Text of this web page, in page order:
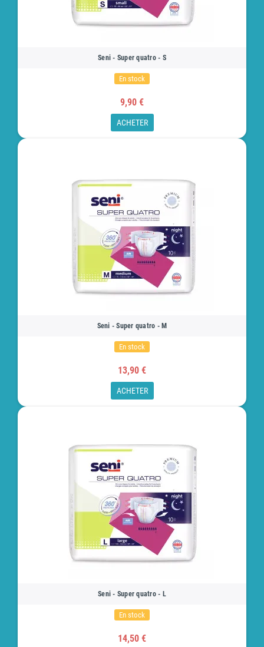
Seni - Super quatro - S
En stock
9,90 €
ACHETER
Seni - Super quatro - M
En stock
13,90 €
ACHETER
Seni - Super quatro - L
En stock
14,50 €